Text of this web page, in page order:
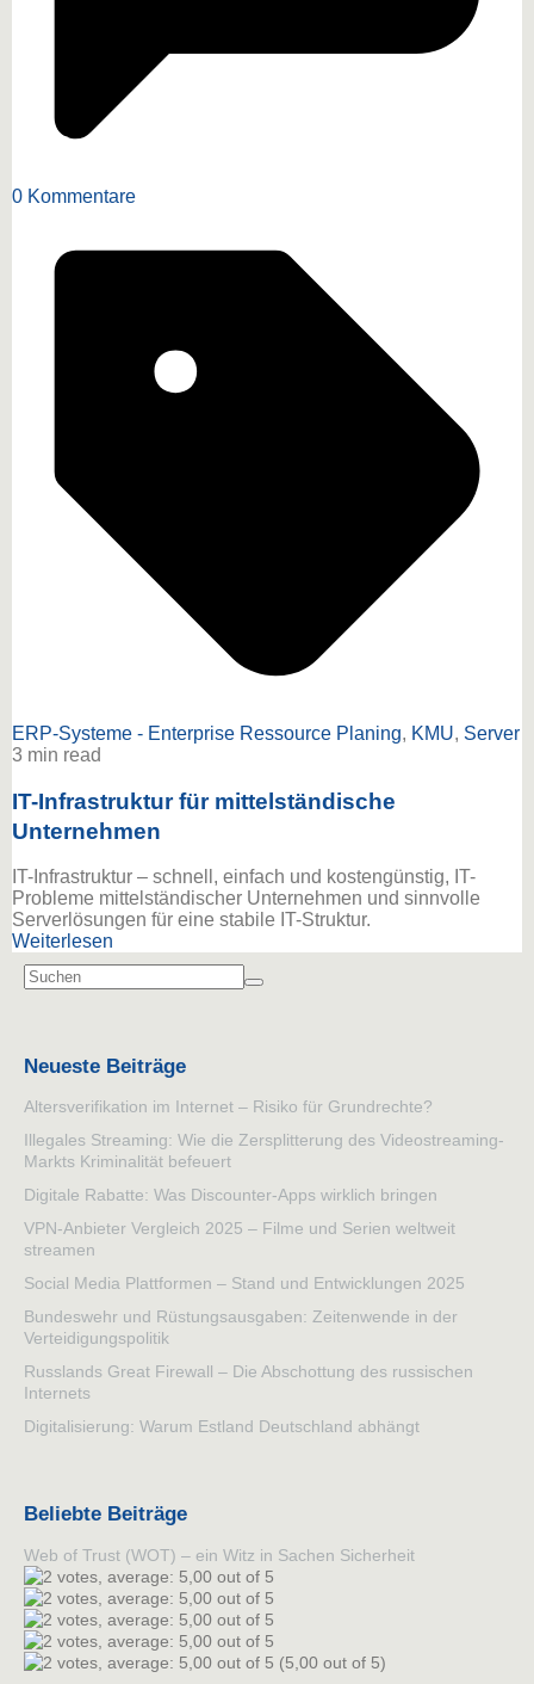
0 Kommentare
ERP-Systeme - Enterprise Ressource Planing, KMU, Server
3 min read
IT-Infrastruktur für mittelständische
Unternehmen
IT-Infrastruktur – schnell, einfach und kostengünstig, IT-
Probleme mittelständischer Unternehmen und sinnvolle
Serverlösungen für eine stabile IT-Struktur.
Weiterlesen
Neueste Beiträge
Altersverifikation im Internet – Risiko für Grundrechte?
Illegales Streaming: Wie die Zersplitterung des Videostreaming-
Markts Kriminalität befeuert
Digitale Rabatte: Was Discounter-Apps wirklich bringen
VPN-Anbieter Vergleich 2025 – Filme und Serien weltweit
streamen
Social Media Plattformen – Stand und Entwicklungen 2025
Bundeswehr und Rüstungsausgaben: Zeitenwende in der
Verteidigungspolitik
Russlands Great Firewall – Die Abschottung des russischen
Internets
Digitalisierung: Warum Estland Deutschland abhängt
Beliebte Beiträge
Web of Trust (WOT) – ein Witz in Sachen Sicherheit
(5,00 out of 5)